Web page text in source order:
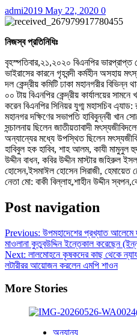
admi2019 May 22, 2020 0
নিজস্ব প্রতিনিধিঃ
বৃহস্পতিবার,২১,২০২০ বিএনপির ভারপ্রাপ্ত
ভাইরাসের কারনে গৃহবন্দী কর্মহীন অসহায়
দল কেন্দ্রীয় কমিটি ঢাকা মহানগরীর বিভিন্ন
০০ টায় বিএনপির কেন্দ্রীয় কার্যালয়ের
করেন বিএনপির সিনিয়র যুগ্ম মহাসচিব
মহানগর দক্ষিণের সভাপতি হাবিবুন্নবী খান
সন্চালনায় ছিলেন জাতীয়তাবাদী
অন্যান্যের মধ্যে উপস্থিত ছিলেন
হাবিবুল হক হাবিব, শাহ আলম, কাযী মামুনুল
উদ্দীন বাধন, কবির উদ্দীন মাস্টার জহিরুল
হোসেন,ইসমাঈল হোসেন সিরাজী,
নেতা মো: বাকী বিল্লাহ,শাহীন উদ্দীন
Post navigation
Previous: উপমহাদেশের প্রখ্যাত আলেমে
মাওলানা কুতুবউদ্দিন ইন্তেকাল করেছেন
Next: লালমোহনে কৃষকদের কাছ থেকে
লটারীরর আয়োজন করলেন এমপি শাওন
More Stories
অন্যান্য